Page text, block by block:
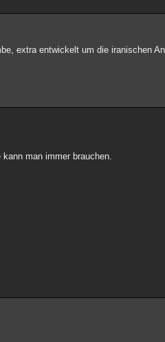
extra entwickelt um die iranischen
man immer brauchen.